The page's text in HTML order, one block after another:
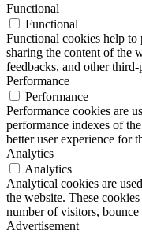
Functional
Functional
Functional cookies help
sharing the content of the
feedbacks, and other third-
Performance
Performance
Performance cookies are
performance indexes of
better user experience for
Analytics
Analytics
Analytical cookies are
the website. These
number of visitors,
Advertisement